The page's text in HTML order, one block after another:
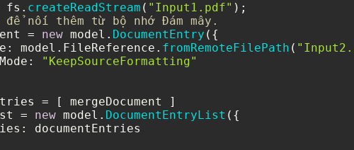
fs. createReadStream ( "Input1.pdf"
nối thêm từ bộ nhớ Đám mây.
= new model. DocumentEntry ({
: model. FileReference . fromRemoteFilePath (
:
"KeepSourceFormatting"
= new model. DocumentEntryList ({
: documentEntries